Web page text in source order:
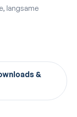
langsame
&